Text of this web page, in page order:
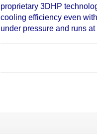
proprietary 3DHP
cooling efficiency even
under pressure and runs